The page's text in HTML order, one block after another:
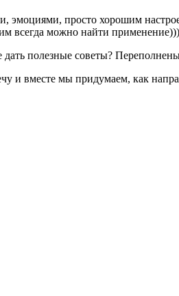
эмоциями, просто хорошим
всегда можно найти применение)))
полезные советы?
и вместе мы придумаем, как